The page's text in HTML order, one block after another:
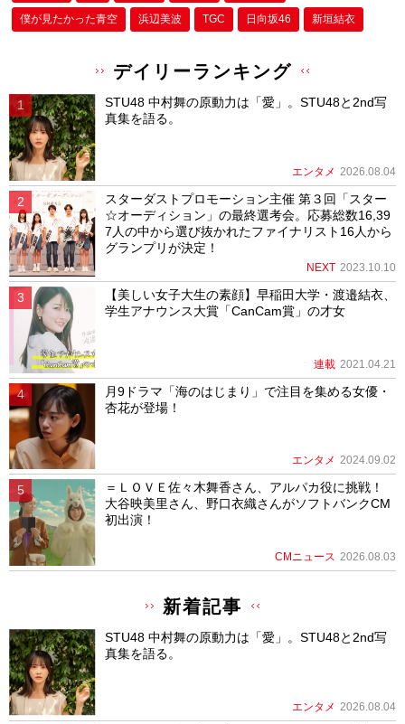
僕が⾒たかった⻘空 浜辺美波 TGC 日向坂46 新垣結衣
デイリーランキング
STU48 中村舞の原動力は「愛」。STU48と2nd写
真集を語る。
エンタメ 2026.08.04
スターダストプロモーション主催 第３回「スター
☆オーディション」の最終選考会。応募総数16,39
7人の中から選び抜かれたファイナリスト16人から
グランプリが決定！
NEXT 2023.10.10
【美しい女子大生の素顔】早稲田大学・渡邉結衣、
学生アナウンス大賞「CanCam賞」の才女
連載 2021.04.21
月9ドラマ「海のはじまり」で注目を集める女優・
杏花が登場！
エンタメ 2024.09.02
＝ＬＯＶＥ佐々木舞香さん、アルパカ役に挑戦！
大谷映美里さん、野口衣織さんがソフトバンクCM
初出演！
CMニュース 2026.08.03
新着記事
STU48 中村舞の原動力は「愛」。STU48と2nd写
真集を語る。
エンタメ 2026.08.04